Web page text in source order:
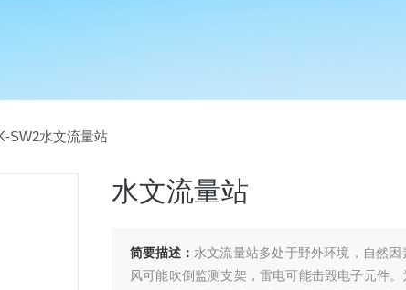
SW2水文流量站
水文流量站
简要描述： 水文流量站多处于野外环境，自然
风可能吹倒监测支架，雷电可能击毁电子元件